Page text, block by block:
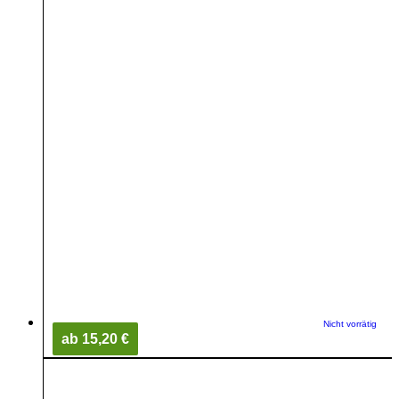
Nicht vorrätig
ab 15,20 €